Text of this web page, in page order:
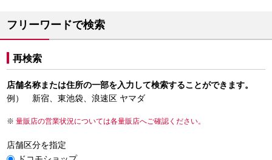
フリーワードで検索
再検索
店舗名称または住所の一部を入力して検索することができます。
例） 新宿、東池袋、浪速区 ヤマダ
量販店の営業状況については各量販店へご確認ください。
店舗区分を指定